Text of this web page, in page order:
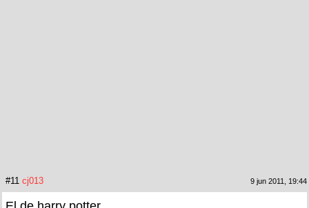
#11 cj013 9 jun 2011, 19:44